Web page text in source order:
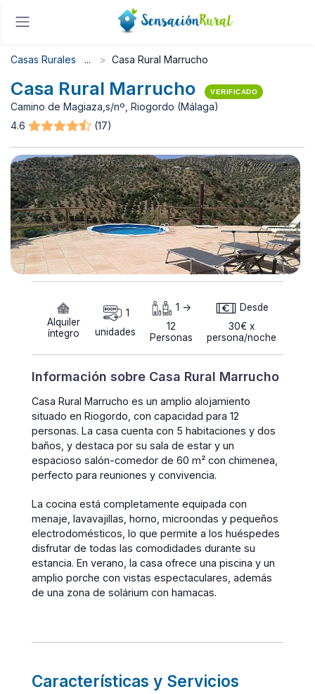
Casas Rurales Casa Rural Marrucho
Casa Rural Marrucho VERIFICADO
Camino de Magiaza,s/nº, Riogordo (Málaga)
4.6
(17)
Alquiler
íntegro
1
unidades
1 ->
12
Personas
Desde
30€ x
persona/noche
Información sobre Casa Rural Marrucho
Casa Rural Marrucho es un amplio alojamiento
situado en Riogordo, con capacidad para 12
personas. La casa cuenta con 5 habitaciones y dos
baños, y destaca por su sala de estar y un
espacioso salón-comedor de 60 m² con chimenea,
perfecto para reuniones y convivencia.
La cocina está completamente equipada con
menaje, lavavajillas, horno, microondas y pequeños
electrodomésticos, lo que permite a los huéspedes
disfrutar de todas las comodidades durante su
estancia. En verano, la casa ofrece una piscina y un
amplio porche con vistas espectaculares, además
de una zona de solárium con hamacas.
Características y Servicios